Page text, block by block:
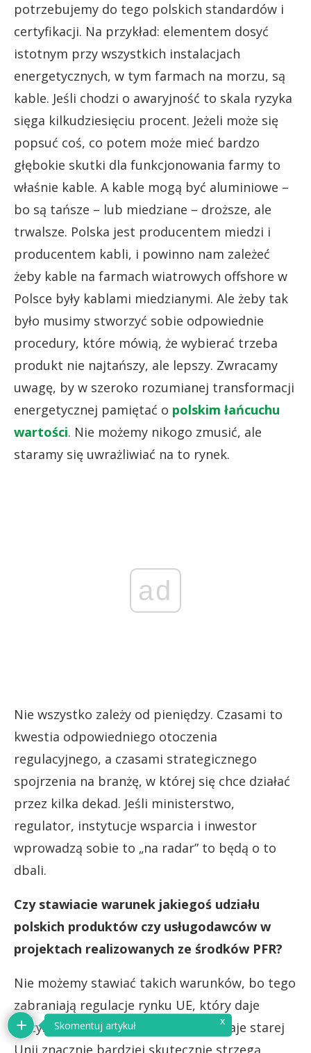
potrzebujemy do tego polskich standardów i
certyfikacji. Na przykład: elementem dosyć
istotnym przy wszystkich instalacjach
energetycznych, w tym farmach na morzu, są
kable. Jeśli chodzi o awaryjność to skala ryzyka
sięga kilkudziesięciu procent. Jeżeli może się
popsuć coś, co potem może mieć bardzo
głębokie skutki dla funkcjonowania farmy to
właśnie kable. A kable mogą być aluminiowe –
bo są tańsze – lub miedziane – droższe, ale
trwalsze. Polska jest producentem miedzi i
producentem kabli, i powinno nam zależeć
żeby kable na farmach wiatrowych offshore w
Polsce były kablami miedzianymi. Ale żeby tak
było musimy stworzyć sobie odpowiednie
procedury, które mówią, że wybierać trzeba
produkt nie najtańszy, ale lepszy. Zwracamy
uwagę, by w szeroko rozumianej transformacji
energetycznej pamiętać o polskim łańcuchu
wartości. Nie możemy nikogo zmusić, ale
staramy się uwrażliwiać na to rynek.
ad
Nie wszystko zależy od pieniędzy. Czasami to
kwestia odpowiedniego otoczenia
regulacyjnego, a czasami strategicznego
spojrzenia na branżę, w której się chce działać
przez kilka dekad. Jeśli ministerstwo,
regulator, instytucje wsparcia i inwestor
wprowadzą sobie to „na radar” to będą o to
dbali.
Czy stawiacie warunek jakiegoś udziału
polskich produktów czy usługodawców w
projektach realizowanych ze środków PFR?
Nie możemy stawiać takich warunków, bo tego
zabraniają regulacje rynku UE, który daje
wszystkim jednakowy dostęp. Ale kraje starej
Skomentuj artykuł x